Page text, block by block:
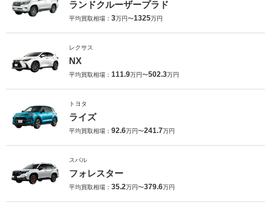
ランドクルーザープラド
平均買取相場： 3万円〜1325万円
レクサス
NX
平均買取相場： 111.9万円〜502.3万円
トヨタ
ライズ
平均買取相場： 92.6万円〜241.7万円
スバル
フォレスター
平均買取相場： 35.2万円〜379.6万円